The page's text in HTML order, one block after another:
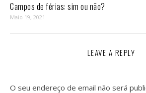
Campos de férias: sim ou não?
Maio 19, 2021
LEAVE A REPLY
O seu endereço de email não será